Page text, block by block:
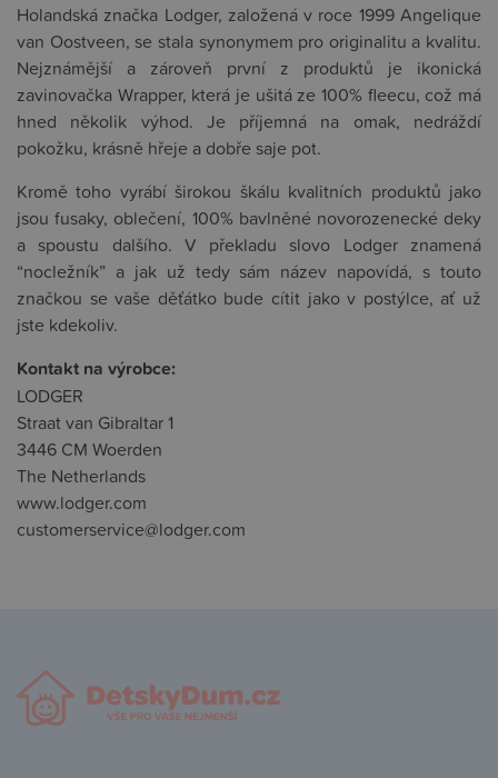
Holandská značka Lodger, založená v roce 1999 Angelique
van Oostveen, se stala synonymem pro originalitu a kvalitu.
Nejznámější a zároveň první z produktů je ikonická
zavinovačka Wrapper, která je ušitá ze 100% fleecu, což má
hned několik výhod. Je příjemná na omak, nedráždí
pokožku, krásně hřeje a dobře saje pot.
Kromě toho vyrábí širokou škálu kvalitních produktů jako
jsou fusaky, oblečení, 100% bavlněné novorozenecké deky
a spoustu dalšího. V překladu slovo Lodger znamená
“nocležník” a jak už tedy sám název napovídá, s touto
značkou se vaše děťátko bude cítit jako v postýlce, ať už
jste kdekoliv.
Kontakt na výrobce:
LODGER
Straat van Gibraltar 1
3446 CM Woerden
The Netherlands
www.lodger.com
customerservice@lodger.com